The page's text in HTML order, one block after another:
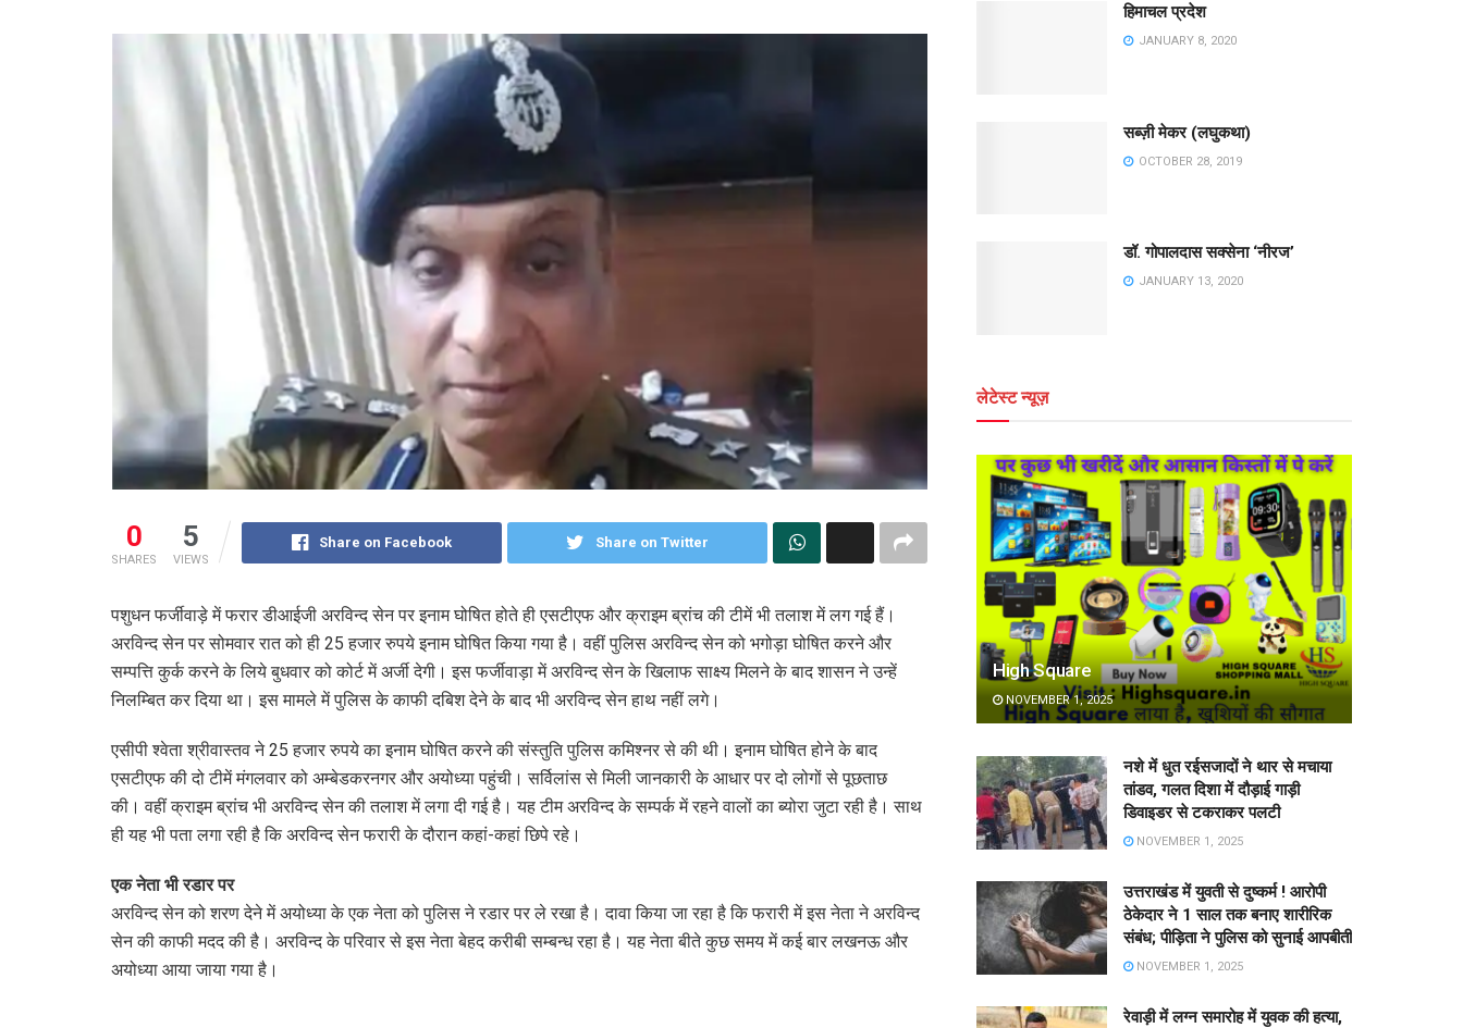
0
SHARES
5
VIEWS
Share on Facebook Share on Twitter
पशुधन फर्जीवाड़े में फरार डीआईजी अरविन्द सेन पर इनाम घोषित होते ही एसटीएफ और क्राइम ब्रांच की टीमें भी तलाश में लग गई हैं।
अरविन्द सेन पर सोमवार रात को ही 25 हजार रुपये इनाम घोषित किया गया है। वहीं पुलिस अरविन्द सेन को भगोड़ा घोषित करने और
सम्पत्ति कुर्क करने के लिये बुधवार को कोर्ट में अर्जी देगी। इस फर्जीवाड़ा में अरविन्द सेन के खिलाफ साक्ष्य मिलने के बाद शासन ने उन्हें
निलम्बित कर दिया था। इस मामले में पुलिस के काफी दबिश देने के बाद भी अरविन्द सेन हाथ नहीं लगे।
एसीपी श्वेता श्रीवास्तव ने 25 हजार रुपये का इनाम घोषित करने की संस्तुति पुलिस कमिश्नर से की थी। इनाम घोषित होने के बाद
एसटीएफ की दो टीमें मंगलवार को अम्बेडकरनगर और अयोध्या पहुंची। सर्विलांस से मिली जानकारी के आधार पर दो लोगों से पूछताछ
की। वहीं क्राइम ब्रांच भी अरविन्द सेन की तलाश में लगा दी गई है। यह टीम अरविन्द के सम्पर्क में रहने वालों का ब्योरा जुटा रही है। साथ
ही यह भी पता लगा रही है कि अरविन्द सेन फरारी के दौरान कहां-कहां छिपे रहे।
एक नेता भी रडार पर
अरविन्द सेन को शरण देने में अयोध्या के एक नेता को पुलिस ने रडार पर ले रखा है। दावा किया जा रहा है कि फरारी में इस नेता ने अरविन्द
सेन की काफी मदद की है। अरविन्द के परिवार से इस नेता बेहद करीबी सम्बन्ध रहा है। यह नेता बीते कुछ समय में कई बार लखनऊ और
अयोध्या आया जाया गया है।
हिमाचल प्रदेश
JANUARY 8, 2020
सब्ज़ी मेकर (लघुकथा)
OCTOBER 28, 2019
डॉ. गोपालदास सक्सेना ‘नीरज’
JANUARY 13, 2020
लेटेस्ट न्यूज़
High Square
NOVEMBER 1, 2025
नशे में धुत रईसजादों ने थार से मचाया
तांडव, गलत दिशा में दौड़ाई गाड़ी
डिवाइडर से टकराकर पलटी
NOVEMBER 1, 2025
उत्तराखंड में युवती से दुष्कर्म ! आरोपी
ठेकेदार ने 1 साल तक बनाए शारीरिक
संबंध; पीड़िता ने पुलिस को सुनाई आपबीती
NOVEMBER 1, 2025
रेवाड़ी में लग्न समारोह में युवक की हत्या,